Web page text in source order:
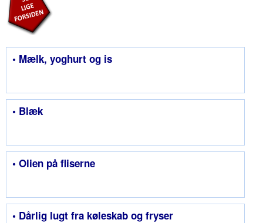
• Mælk, yoghurt og is
• Blæk
• Olien på fliserne
• Dårlig lugt fra køleskab og fryser